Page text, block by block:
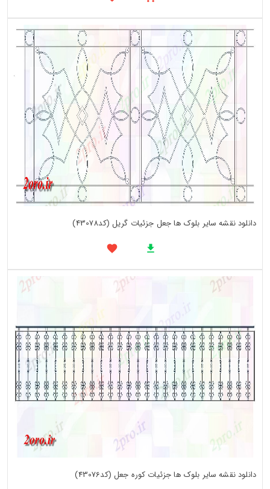
دانلود نقشه سایر بلوک ها جعل جزئیات گریل (کد43078)
دانلود نقشه سایر بلوک ها جزئیات کوره جعل (کد43076)